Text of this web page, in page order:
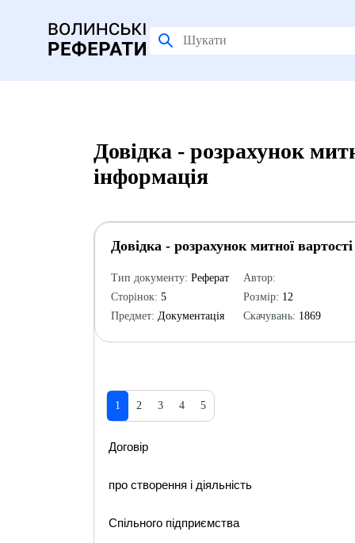
Довідка - розрахунок
інформація
Довідка - розрахунок митної вартості
Тип документу: Реферат
Сторінок: 5
Предмет: Документація
Автор:
Розмір: 12
Скачувань: 1869
1 2 3 4 5
Договір
про створення і діяльність
Спільного підприємства